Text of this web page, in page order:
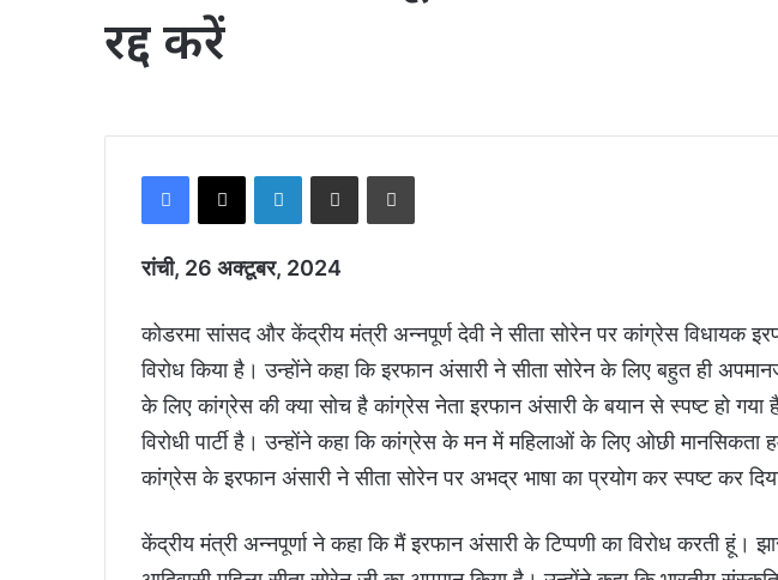
रद्द करें
Facebook
X LinkedInShare via Email Print
रांची, 26 अक्टूबर, 2024
कोडरमा सांसद और केंद्रीय मंत्री अन्नपूर्ण देवी ने सीता सोरेन पर कांग्रेस विधायक
विरोध किया है। उन्होंने कहा कि इरफान अंसारी ने सीता सोरेन के लिए बहुत ही
के लिए कांग्रेस की क्या सोच है कांग्रेस नेता इरफान अंसारी के बयान से स्पष्ट हो गया
विरोधी पार्टी है। उन्होंने कहा कि कांग्रेस के मन में महिलाओं के लिए ओछी
कांग्रेस के इरफान अंसारी ने सीता सोरेन पर अभद्र भाषा का प्रयोग कर स्पष्ट कर
केंद्रीय मंत्री अन्नपूर्णा ने कहा कि मैं इरफान अंसारी के टिप्पणी का विरोध करती हूं।